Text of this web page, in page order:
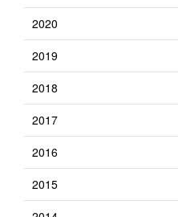
2020
2019
2018
2017
2016
2015